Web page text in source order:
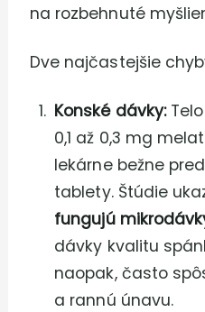
na rozbehnuté
Dve najčastejšie
Konské dávky:
0,1 až 0,3 mg
lekárne bežne
tablety. Štúdie
fungujú
dávky kvalitu
naopak, často
a rannú únavu.